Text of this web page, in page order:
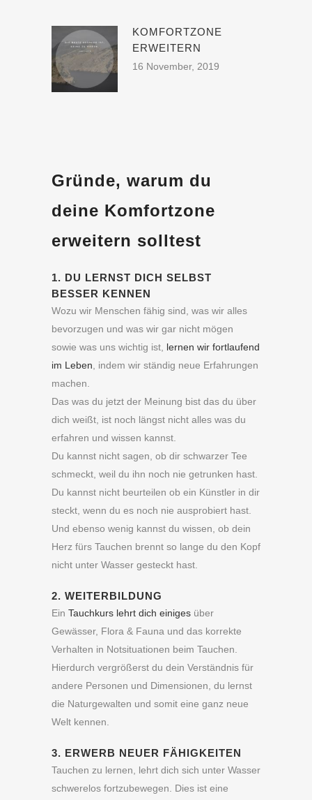
KOMFORTZONE
ERWEITERN
16 November, 2019
Gründe, warum du
deine Komfortzone
erweitern solltest
1. DU LERNST DICH SELBST
BESSER KENNEN
Wozu wir Menschen fähig sind, was wir alles
bevorzugen und was wir gar nicht mögen
sowie was uns wichtig ist, lernen wir fortlaufend
im Leben , indem wir ständig neue Erfahrungen
machen.
Das was du jetzt der Meinung bist das du über
dich weißt, ist noch längst nicht alles was du
erfahren und wissen kannst.
Du kannst nicht sagen, ob dir schwarzer Tee
schmeckt, weil du ihn noch nie getrunken hast.
Du kannst nicht beurteilen ob ein Künstler in dir
steckt, wenn du es noch nie ausprobiert hast.
Und ebenso wenig kannst du wissen, ob dein
Herz fürs Tauchen brennt so lange du den Kopf
nicht unter Wasser gesteckt hast.
2. WEITERBILDUNG
Ein Tauchkurs lehrt dich einiges über
Gewässer, Flora & Fauna und das korrekte
Verhalten in Notsituationen beim Tauchen.
Hierdurch vergrößerst du dein Verständnis für
andere Personen und Dimensionen, du lernst
die Naturgewalten und somit eine ganz neue
Welt kennen.
3. ERWERB NEUER FÄHIGKEITEN
Tauchen zu lernen, lehrt dich sich unter Wasser
schwerelos fortzubewegen. Dies ist eine